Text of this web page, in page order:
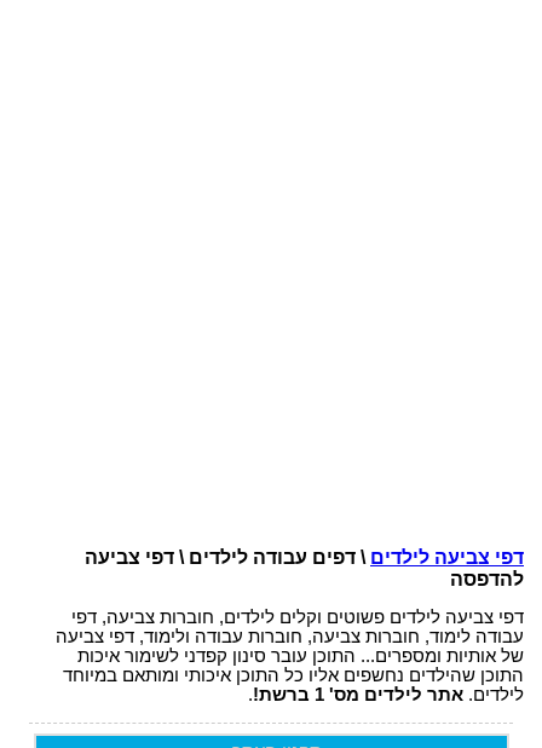
דפי צביעה לילדים \ דפים עבודה לילדים \ דפי צביעה
להדפסה
דפי צביעה לילדים פשוטים וקלים לילדים, חוברות צביעה, דפי
עבודה לימוד, חוברות צביעה, חוברות עבודה ולימוד, דפי צביעה
של אותיות ומספרים... התוכן עובר סינון קפדני לשימור איכות
התוכן שהילדים נחשפים אליו כל התוכן איכותי ומותאם במיוחד
לילדים. אתר לילדים מס' 1 ברשת! .